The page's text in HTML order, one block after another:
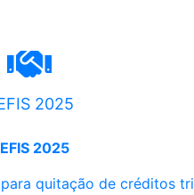
2025
2025
quitação de créditos